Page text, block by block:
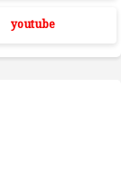
youtube